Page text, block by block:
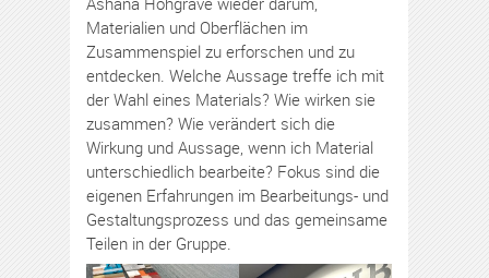
Materialien und Oberflächen im
Zusammenspiel zu erforschen und zu
entdecken. Welche Aussage treffe ich mit
der Wahl eines Materials? Wie wirken sie
zusammen? Wie verändert sich die
Wirkung und Aussage, wenn ich Material
unterschiedlich bearbeite? Fokus sind die
eigenen Erfahrungen im Bearbeitungs- und
Gestaltungsprozess und das gemeinsame
Teilen in der Gruppe.